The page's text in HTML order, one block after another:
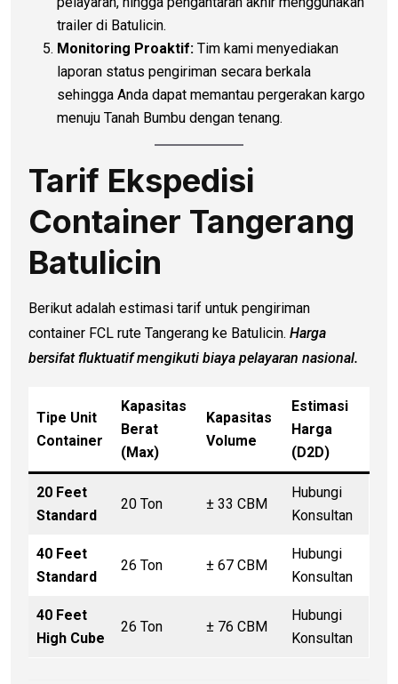
trailer di Batulicin.
Monitoring Proaktif: Tim kami menyediakan
laporan status pengiriman secara berkala
sehingga Anda dapat memantau pergerakan kargo
menuju Tanah Bumbu dengan tenang.
Tarif Ekspedisi
Container Tangerang
Batulicin
Berikut adalah estimasi tarif untuk pengiriman
container FCL rute Tangerang ke Batulicin. Harga
bersifat fluktuatif mengikuti biaya pelayaran nasional.
Tipe Unit
Container
Kapasitas
Berat
(Max)
Kapasitas
Volume
Estimasi
Harga
(D2D)
20 Feet
Standard
20 Ton ± 33 CBM
Hubungi
Konsultan
40 Feet
Standard
26 Ton ± 67 CBM
Hubungi
Konsultan
40 Feet
High Cube
26 Ton ± 76 CBM
Hubungi
Konsultan